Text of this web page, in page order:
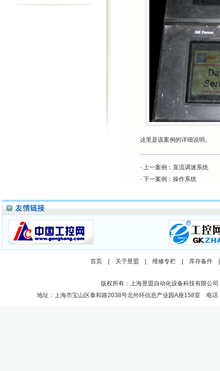
这里是该案例的详细说明。
· 上一案例： 直流调速系统
· 下一案例： 操作系统
首页 关于昱盟 维修专栏 库存备件
版权所有：上海昱盟自动化设备科技有限公
地址：上海市宝山区泰和路2038号北外环信息产业园A座158室